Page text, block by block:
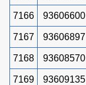
7166 93606600
7167 93606897
7168 93608570
7169 93609135